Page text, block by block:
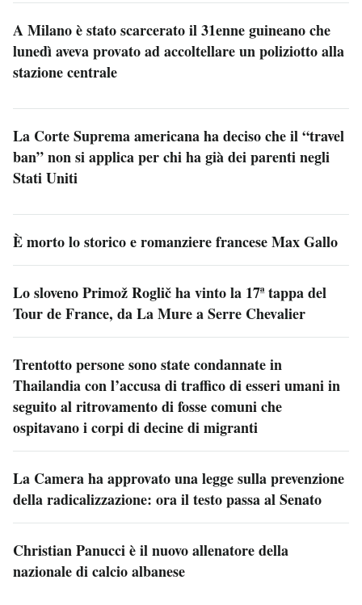
A Milano è stato scarcerato il 31enne guineano che
lunedì aveva provato ad accoltellare un poliziotto alla
stazione centrale
La Corte Suprema americana ha deciso che il “travel
ban” non si applica per chi ha già dei parenti negli
Stati Uniti
È morto lo storico e romanziere francese Max Gallo
Lo sloveno Primož Roglič ha vinto la 17ª tappa del
Tour de France, da La Mure a Serre Chevalier
Trentotto persone sono state condannate in
Thailandia con l’accusa di traffico di esseri umani in
seguito al ritrovamento di fosse comuni che
ospitavano i corpi di decine di migranti
La Camera ha approvato una legge sulla prevenzione
della radicalizzazione: ora il testo passa al Senato
Christian Panucci è il nuovo allenatore della
nazionale di calcio albanese